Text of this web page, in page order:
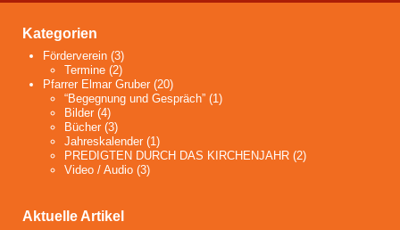
Kategorien
Förderverein (3)
Termine(2)
Pfarrer Elmar Gruber (20)
“Begegnung und Gespräch”(1)
Bilder(4)
Bücher(3)
Jahreskalender(1)
PREDIGTEN DURCH DAS KIRCHENJAHR(2)
Video / Audio(3)
Aktuelle Artikel